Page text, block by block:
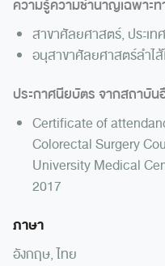
ความรู้ความชำนาญเฉพาะ
สาขาศัลยศาสตร์, ประเท
อนุสาขาศัลยศาสตร์ลำไ
ประกาศนียบัตร จากสถาบัน
Certificate of
Colorectal Surgery
University Medical
2017
ภาษา
อังกฤษ, ไทย